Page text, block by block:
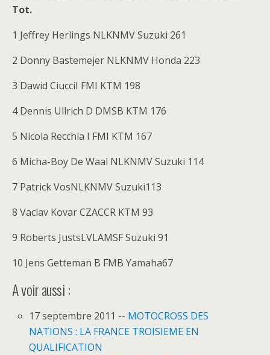
Tot.
1 Jeffrey Herlings NLKNMV Suzuki 261
2 Donny Bastemejer NLKNMV Honda 223
3 Dawid CiucciI FMI KTM 198
4 Dennis Ullrich D DMSB KTM 176
5 Nicola Recchia I FMI KTM 167
6 Micha-Boy De Waal NLKNMV Suzuki 114
7 Patrick VosNLKNMV Suzuki113
8 Vaclav Kovar CZACCR KTM 93
9 Roberts JustsLVLAMSF Suzuki 91
10 Jens Getteman B FMB Yamaha67
A voir aussi :
17 septembre 2011 -- MOTOCROSS DES
NATIONS : LA FRANCE TROISIEME EN
QUALIFICATION